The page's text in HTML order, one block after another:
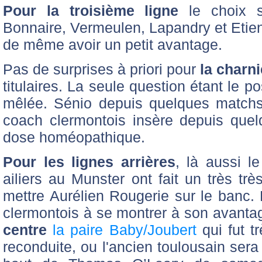
Pour la troisième ligne le choix
Bonnaire, Vermeulen, Lapandry et
de même avoir un petit avantage.
Pas de surprises à priori pour la
titulaires. La seule question étant le
mêlée. Sénio depuis quelques
coach clermontois insère depuis
dose homéopathique.
Pour les lignes arrières, là aussi
ailiers au Munster ont fait un très
mettre Aurélien Rougerie sur le
clermontois à se montrer à son
centre la paire Baby/Joubertqui fut
reconduite, ou l'ancien toulousain